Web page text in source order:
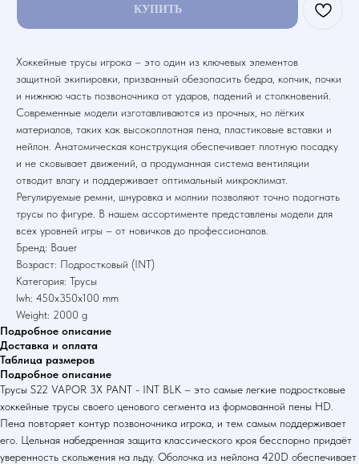
КУПИТЬ
Хоккейные трусы игрока – это один из ключевых элементов
защитной экипировки, призванный обезопасить бедра, копчик, почки
и нижнюю часть позвоночника от ударов, падений и столкновений.
Современные модели изготавливаются из прочных, но лёгких
материалов, таких как высокоплотная пена, пластиковые вставки и
нейлон. Анатомическая конструкция обеспечивает плотную посадку
и не сковывает движений, а продуманная система вентиляции
отводит влагу и поддерживает оптимальный микроклимат.
Регулируемые ремни, шнуровка и молнии позволяют точно подогнать
трусы по фигуре. В нашем ассортименте представлены модели для
всех уровней игры – от новичков до профессионалов.
Бренд: Bauer
Возраст: Подростковый (INT)
Категория: Трусы
lwh: 450x350x100 mm
Weight: 2000 g
Подробное описание
Доставка и оплата
Таблица размеров
Подробное описание
Трусы S22 VAPOR 3X PANT - INT BLK – это самые легкие подростковые
хоккейные трусы своего ценового сегмента из формованной пены HD.
Пена повторяет контур позвоночника игрока, и тем самым поддерживает
его. Цельная набедренная защита классического кроя бесспорно придаёт
уверенность скольжения на льду. Оболочка из нейлона 420D обеспечивает